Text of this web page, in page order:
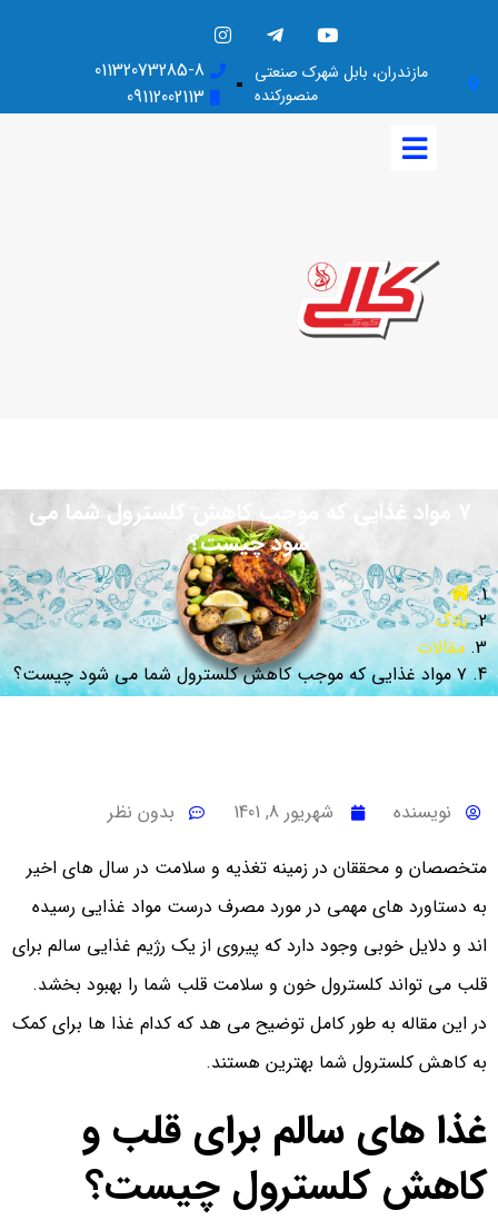
مازندران، بابل شهرک صنعتی
منصورکنده
01132073285-8
09112002113
۷ مواد غذایی که موجب کاهش کلسترول شما می
شود چیست؟
بلاگ
مقالات
۷ مواد غذایی که موجب کاهش کلسترول شما می شود چیست؟
نویسنده شهریور 8, 1401
بدون نظر
متخصصان و محققان در زمینه تغذیه و سلامت در سال های اخیر
به دستاورد های مهمی در مورد مصرف درست مواد غذایی رسیده
اند و دلایل خوبی وجود دارد که پیروی از یک رژیم غذایی سالم برای
قلب می تواند کلسترول خون و سلامت قلب شما را بهبود بخشد.
در این مقاله به طور کامل توضیح می هد که کدام غذا ها برای کمک
به کاهش کلسترول شما بهترین هستند.
غذا های سالم برای قلب و
کاهش کلسترول چیست؟